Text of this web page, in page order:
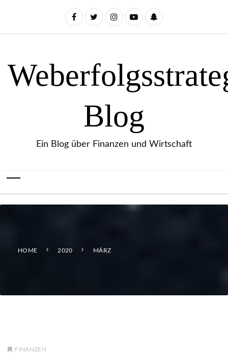
Blog
Ein Blog über Finanzen und Wirtschaft
HOME 2020 MÄRZ
FINANZEN